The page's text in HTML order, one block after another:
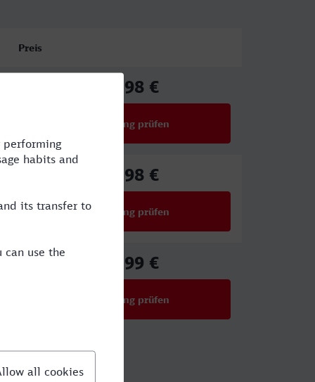
Preis
17,98 €
Verbindung prüfen
17,98 €
Verbindung prüfen
42,99 €
Verbindung prüfen